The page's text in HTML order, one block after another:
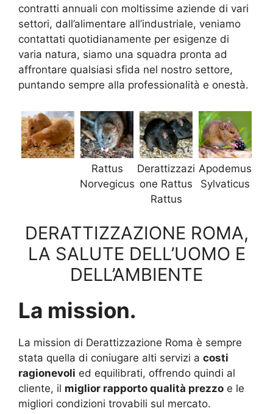
contratti annuali con moltissime aziende di vari
settori, dall’alimentare all’industriale, veniamo
contattati quotidianamente per esigenze di
varia natura, siamo una squadra pronta ad
affrontare qualsiasi sfida nel nostro settore,
puntando sempre alla professionalità e onestà.
Rattus
Norvegicus
Derattizzazi
one Rattus
Rattus
Apodemus
Sylvaticus
DERATTIZZAZIONE ROMA,
LA SALUTE DELL’UOMO E
DELL’AMBIENTE
La mission.
La mission di Derattizzazione Roma è sempre
stata quella di coniugare alti servizi a costi
ragionevoli ed equilibrati, offrendo quindi al
cliente, il miglior rapporto qualità prezzo e le
migliori condizioni trovabili sul mercato.